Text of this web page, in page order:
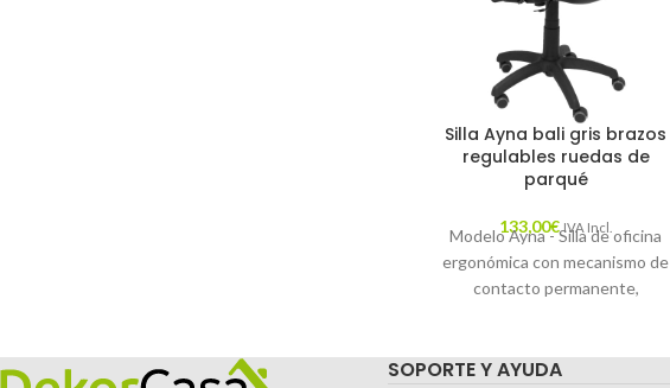
Silla Ayna bali gris brazos
regulables ruedas de
parqué
133,00€ IVA Incl.
Modelo Ayna - Silla de oficina
ergonómica con mecanismo de
contacto permanente,
tapizados en tejido BALI color
SOPORTE Y AYUDA